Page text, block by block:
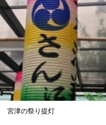
宮津の祭り提灯